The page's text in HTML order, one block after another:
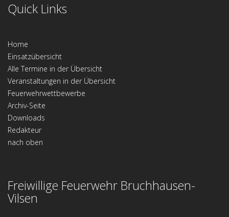
Quick Links
Home
Einsatzübersicht
Alle Termine in der Übersicht
Veranstaltungen in der Übersicht
Feuerwehrwettbewerbe
Archiv-Seite
Downloads
Redakteur
nach oben
Freiwillige Feuerwehr Bruchhausen-
Vilsen